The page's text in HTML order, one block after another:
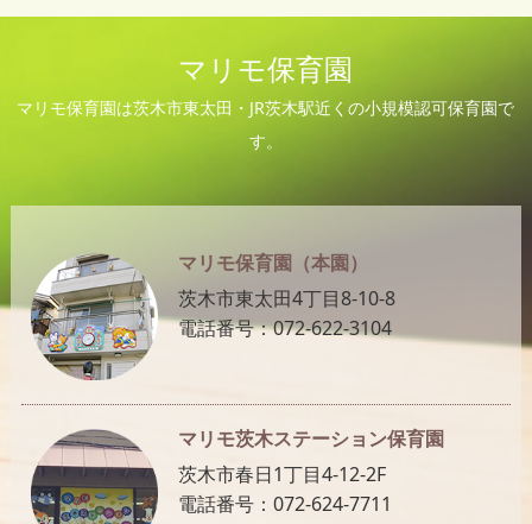
マリモ保育園
マリモ保育園は茨木市東太田・JR茨木駅近くの小規模認可保育園で
す。
マリモ保育園（本園）
茨木市東太田4丁目8-10-8
電話番号：072-622-3104
マリモ茨木ステーション保育園
茨木市春日1丁目4-12-2F
電話番号：072-624-7711